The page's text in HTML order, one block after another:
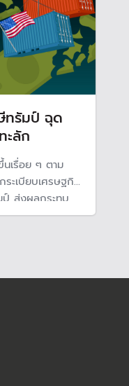
ทรัมป์ ฉุด
ะลัก
เรื่อย ๆ ตาม
ระเบียบเศรษฐกิจ
ป์ ส่งผลกระทบ
ไทยเริ่มได้รับ